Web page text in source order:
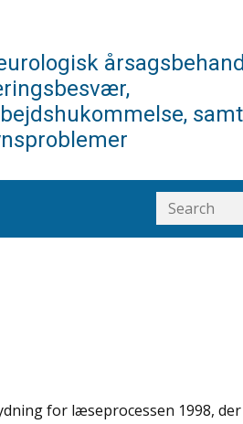
samt
for læseprocessen 1998,